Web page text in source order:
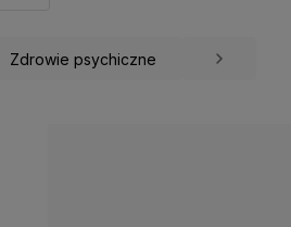
Zdrowie psychiczne